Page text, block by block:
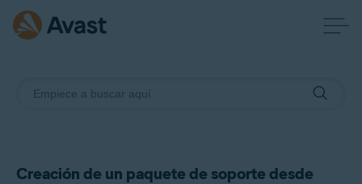
Creación de un paquete de soporte desde